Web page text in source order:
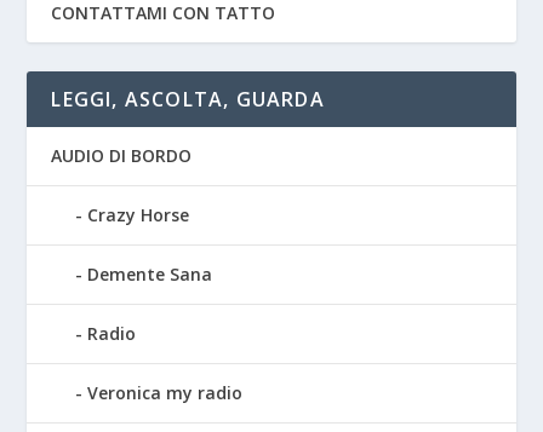
CONTATTAMI CON TATTO
LEGGI, ASCOLTA, GUARDA
AUDIO DI BORDO
Crazy Horse
Demente Sana
Radio
Veronica my radio